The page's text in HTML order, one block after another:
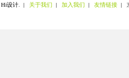
Hi设计. | 关于我们 | 加入我们 | 友情链接 |